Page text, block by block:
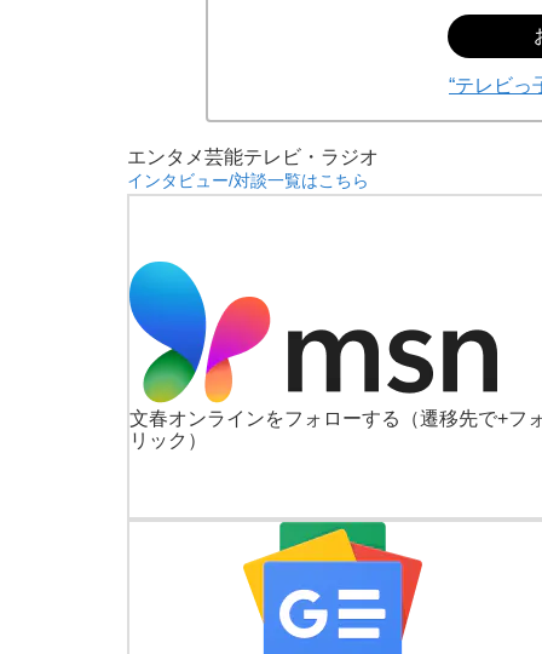
“テレビ
エンタメ芸能テレビ・ラジオ
インタビュー/対談一覧はこちら
文春オンラインをフォローする
（遷移先で+フ
リック）